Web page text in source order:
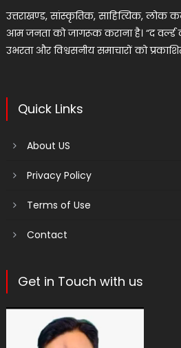
उत्तराखण्ड, सांस्कृतिक, साहित्यिक, लोक
आम जनता को जागरूक कराना है। “द वर्ल्ड
उभरता और विश्वसनीय समाचारों को
Quick Links
About US
Privacy Policy
Terms of Use
Contact
Get in Touch with us